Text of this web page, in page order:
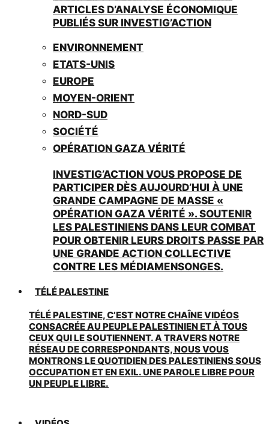
ARTICLES D’ANALYSE ÉCONOMIQUE
PUBLIÉS SUR INVESTIG’ACTION
ENVIRONNEMENT
ETATS-UNIS
EUROPE
MOYEN-ORIENT
NORD-SUD
SOCIÉTÉ
OPÉRATION GAZA VÉRITÉ
INVESTIG’ACTION VOUS PROPOSE DE
PARTICIPER DÈS AUJOURD’HUI À UNE
GRANDE CAMPAGNE DE MASSE «
OPÉRATION GAZA VÉRITÉ ». SOUTENIR
LES PALESTINIENS DANS LEUR COMBAT
POUR OBTENIR LEURS DROITS PASSE PAR
UNE GRANDE ACTION COLLECTIVE
CONTRE LES MÉDIAMENSONGES.
TÉLÉ PALESTINE
TÉLÉ PALESTINE, C’EST NOTRE CHAÎNE VIDÉOS
CONSACRÉE AU PEUPLE PALESTINIEN ET À TOUS
CEUX QUI LE SOUTIENNENT. A TRAVERS NOTRE
RÉSEAU DE CORRESPONDANTS, NOUS VOUS
MONTRONS LE QUOTIDIEN DES PALESTINIENS SOUS
OCCUPATION ET EN EXIL. UNE PAROLE LIBRE POUR
UN PEUPLE LIBRE.